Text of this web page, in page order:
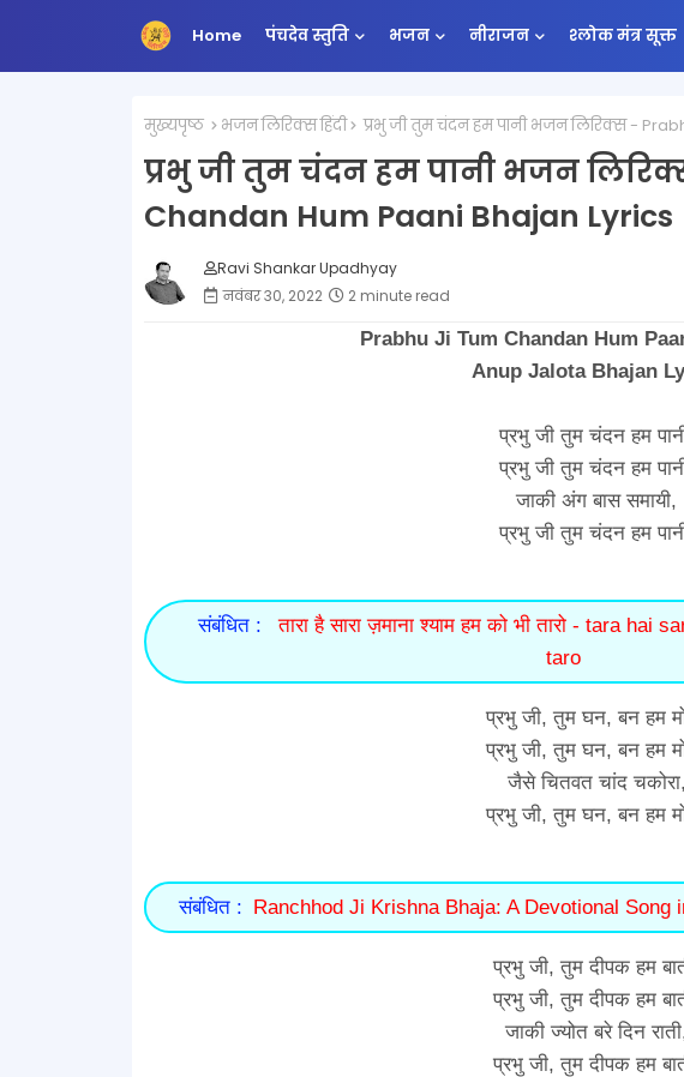
Home पंचदेव स्तुति भजन नीराजन श्लोक मंत्र सूक्त
मुख्यपृष्ठ भजन लिरिक्स हिंदी प्रभु जी तुम चंदन हम पानी भजन लिरिक्स -
प्रभु जी तुम चंदन हम पानी भजन
Chandan Hum Paani Bhajan Lyrics
Ravi Shankar Upadhyay
नवंबर 30, 2022
2 minute read
Prabhu Ji Tum Chandan Hum
Anup Jalota Bhajan
प्रभु जी तुम चंदन हम
प्रभु जी तुम चंदन हम
जाकी अंग बास समायी,
प्रभु जी तुम चंदन हम
संबंधित :
तारा है सारा ज़माना श्याम हम को भी तारो - tara
taro
प्रभु जी, तुम घन, बन हम
प्रभु जी, तुम घन, बन हम
जैसे चितवत चांद चकोरा,
प्रभु जी, तुम घन, बन हम
संबंधित : Ranchhod Ji Krishna Bhaja: A Devotional Song
प्रभु जी, तुम दीपक हम
प्रभु जी, तुम दीपक हम
जाकी ज्योत बरे दिन
प्रभु जी, तुम दीपक हम